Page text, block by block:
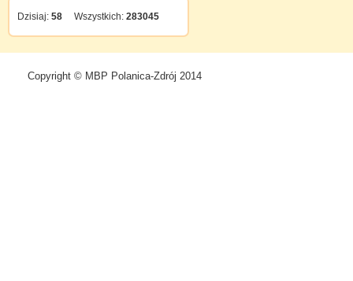
Dzisiaj: 58 Wszystkich: 283045
Copyright © MBP Polanica-Zdrój 2014